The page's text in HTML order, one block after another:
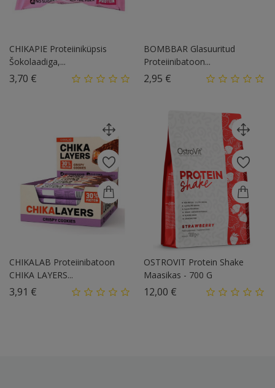
CHIKAPIE Proteiiniküpsis
Šokolaadiga,...
3,70 €
BOMBBAR Glasuuritud
Proteiinibatoon...
2,95 €
CHIKALAB Proteiinibatoon
CHIKA LAYERS...
3,91 €
OSTROVIT Protein Shake
Maasikas - 700 G
12,00 €